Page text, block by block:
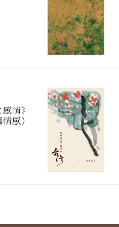
情》
感）